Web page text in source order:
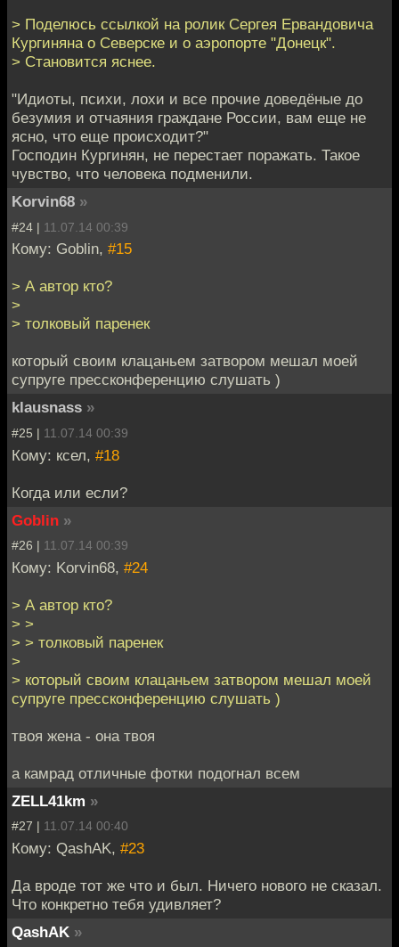
> Поделюсь ссылкой на ролик Сергея Ервандовича
Кургиняна о Северске и о аэропорте "Донецк".
> Становится яснее.
"Идиоты, психи, лохи и все прочие доведёные до
безумия и отчаяния граждане России, вам еще не
ясно, что еще происходит?"
Господин Кургинян, не перестает поражать. Такое
чувство, что человека подменили.
Korvin68 »
#24 | 11.07.14 00:39
Кому: Goblin, #15
> А автор кто?
>
> толковый паренек
который своим клацаньем затвором мешал моей
супруге прессконференцию слушать )
klausnass »
#25 | 11.07.14 00:39
Кому: ксел, #18
Когда или если?
Goblin »
#26 | 11.07.14 00:39
Кому: Korvin68, #24
> А автор кто?
> >
> > толковый паренек
>
> который своим клацаньем затвором мешал моей
супруге прессконференцию слушать )
твоя жена - она твоя
а камрад отличные фотки подогнал всем
ZELL41km »
#27 | 11.07.14 00:40
Кому: QashAK, #23
Да вроде тот же что и был. Ничего нового не сказал.
Что конкретно тебя удивляет?
QashAK »